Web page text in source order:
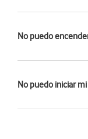
No puedo
No puedo iniciar